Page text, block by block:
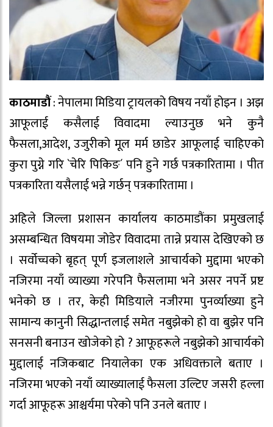
काठमाडौं: नेपालमा मिडिया ट्रायलको विषय नयाँ होइन । अझ
आफूलाई कसैलाई विवादमा ल्याउनुछ भने कुनै
फैसला,आदेश, उजुरीको मूल मर्म छाडेर आफूलाई चाहिएको
कुरा पुग्ने गरि `चेरि पिकिङ´ पनि हुने गर्छ पत्रकारितामा । पीत
पत्रकारिता यसैलाई भन्ने गर्छन् पत्रकारितामा ।
अहिले जिल्ला प्रशासन कार्यालय काठमाडौंका प्रमुखलाई
असम्बन्धित विषयमा जोडेर विवादमा तान्ने प्रयास देखिएको छ
। सर्वोच्चको बृहत् पूर्ण इजलाशले आचार्यको मुद्दामा भएको
नजिरमा नयाँ व्याख्या गरेपनि फैसलामा भने असर नपर्ने प्रष्ट
भनेको छ । तर, केही मिडियाले नजीरमा पुनर्व्याख्या हुने
सामान्य कानुनी सिद्धान्तलाई समेत नबुझेको हो वा बुझेर पनि
सनसनी बनाउन खोजेको हो ? आफूहरूले नबुझेको आचार्यको
मुद्दालाई नजिकबाट नियालेका एक अधिवक्ताले बताए ।
नजिरमा भएकाे नयाँ व्याख्यालाई फैसला उल्टिए जसरी हल्ला
गर्दा आफूहरू आश्चर्यमा परेकाे पनि उनले बताए ।